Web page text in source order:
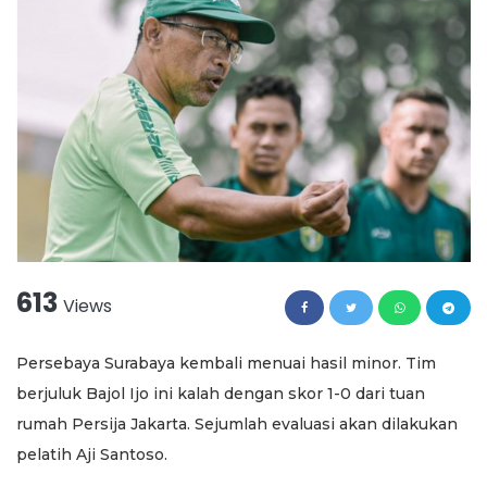
613 Views
Persebaya Surabaya kembali menuai hasil minor. Tim
berjuluk Bajol Ijo ini kalah dengan skor 1-0 dari tuan
rumah Persija Jakarta. Sejumlah evaluasi akan dilakukan
pelatih Aji Santoso.